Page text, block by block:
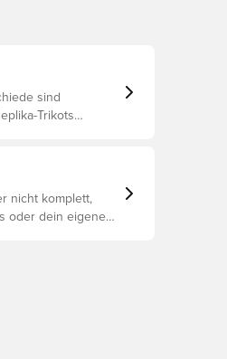
sind
Trikots
nicht komplett,
oder dein eigener